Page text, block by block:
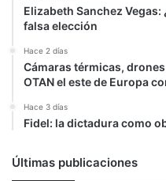
Elizabeth Sanchez
falsa elección
Hace 2 días
Cámaras térmicas,
OTAN el este de Europa
Hace 3 días
Fidel: la dictadura como
Últimas publicaciones